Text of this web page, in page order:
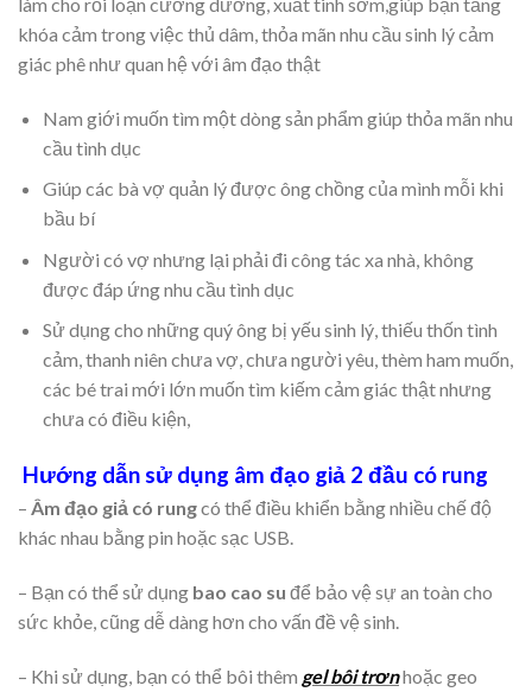
khóa cảm trong việc thủ dâm, thỏa mãn nhu cầu sinh lý cảm
giác phê như quan hệ với âm đạo thật
Nam giới muốn tìm một dòng sản phẩm giúp thỏa mãn nhu
cầu tình dục
Giúp các bà vợ quản lý được ông chồng của mình mỗi khi
bầu bí
Người có vợ nhưng lại phải đi công tác xa nhà, không
được đáp ứng nhu cầu tình dục
Sử dụng cho những quý ông bị yếu sinh lý, thiếu thốn tình
cảm, thanh niên chưa vợ, chưa người yêu, thèm ham muốn,
các bé trai mới lớn muốn tìm kiếm cảm giác thật nhưng
chưa có điều kiện,
Hướng dẫn sử dụng âm đạo giả 2 đầu có rung
– Âm đạo giả có rungcó thể điều khiển bằng nhiều chế độ
khác nhau bằng pin hoặc sạc USB.
– Bạn có thể sử dụng bao cao su để bảo vệ sự an toàn cho
sức khỏe, cũng dễ dàng hơn cho vấn đề vệ sinh.
– Khi sử dụng, bạn có thể bôi thêm gel bôi trơnhoặc geo